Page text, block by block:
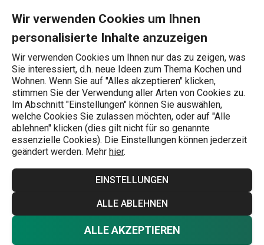
Wir verwenden Cookies um Ihnen
personalisierte Inhalte anzuzeigen
Wir verwenden Cookies um Ihnen nur das zu zeigen, was
Sie interessiert, d.h. neue Ideen zum Thema Kochen und
Wohnen. Wenn Sie auf "Alles akzeptieren" klicken,
stimmen Sie der Verwendung aller Arten von Cookies zu.
Im Abschnitt "Einstellungen" können Sie auswählen,
welche Cookies Sie zulassen möchten, oder auf "Alle
ablehnen" klicken (dies gilt nicht für so genannte
essenzielle Cookies). Die Einstellungen können jederzeit
geändert werden. Mehr hier.
EINSTELLUNGEN
ALLE ABLEHNEN
ALLE AKZEPTIEREN
Wonach suchen Sie?
Flaschen
Flasche CONSTANT PASTEL 0,6 l,
Edelstahl